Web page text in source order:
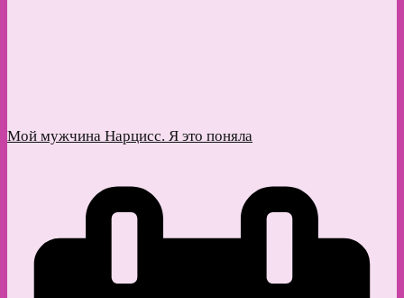
Мой мужчина Нарцисс. Я это поняла